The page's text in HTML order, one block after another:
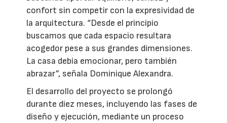
confort sin competir con la expresividad de
la arquitectura. “Desde el principio
buscamos que cada espacio resultara
acogedor pese a sus grandes dimensiones.
La casa debía emocionar, pero también
abrazar”, señala Dominique Alexandra.
El desarrollo del proyecto se prolongó
durante diez meses, incluyendo las fases de
diseño y ejecución, mediante un proceso